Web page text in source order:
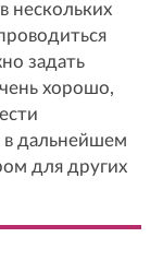
нескольких
задать
хорошо,
в дальнейшем
для других